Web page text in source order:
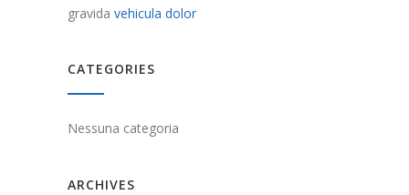
gravida vehicula dolor
CATEGORIES
Nessuna categoria
ARCHIVES